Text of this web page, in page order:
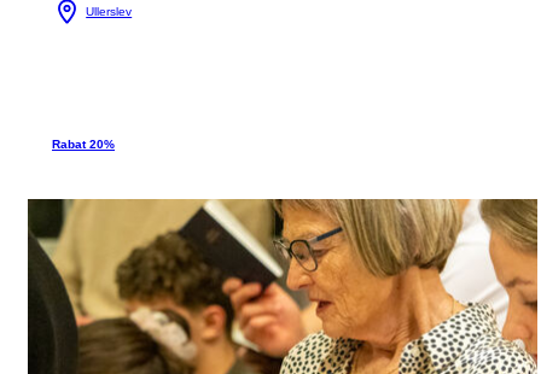
Ullerslev
Rabat 20%